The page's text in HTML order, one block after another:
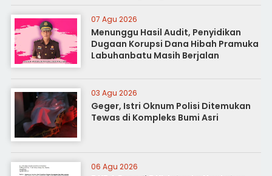
07 Agu 2026
Menunggu Hasil Audit, Penyidikan
Dugaan Korupsi Dana Hibah Pramuka
Labuhanbatu Masih Berjalan
03 Agu 2026
Geger, Istri Oknum Polisi Ditemukan
Tewas di Kompleks Bumi Asri
06 Agu 2026